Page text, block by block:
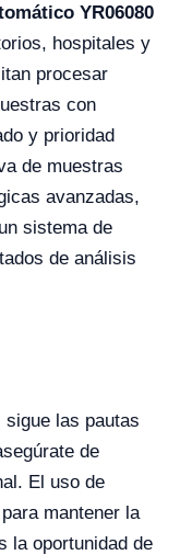
YR06080
hospitales y
procesar
con
y prioridad
de muestras
avanzadas,
sistema de
de análisis
sigue las pautas
de
El uso de
mantener la
la oportunidad de